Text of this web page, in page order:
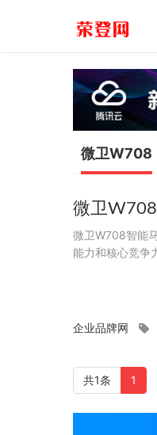
微卫W708
微卫
微卫W708智能
能力和核心竞争
企业品牌网
共1条 1